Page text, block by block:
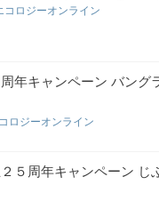
コロジーオンライン
年キャンペーン バング
ロジーオンライン
５周年キャンペーン じ